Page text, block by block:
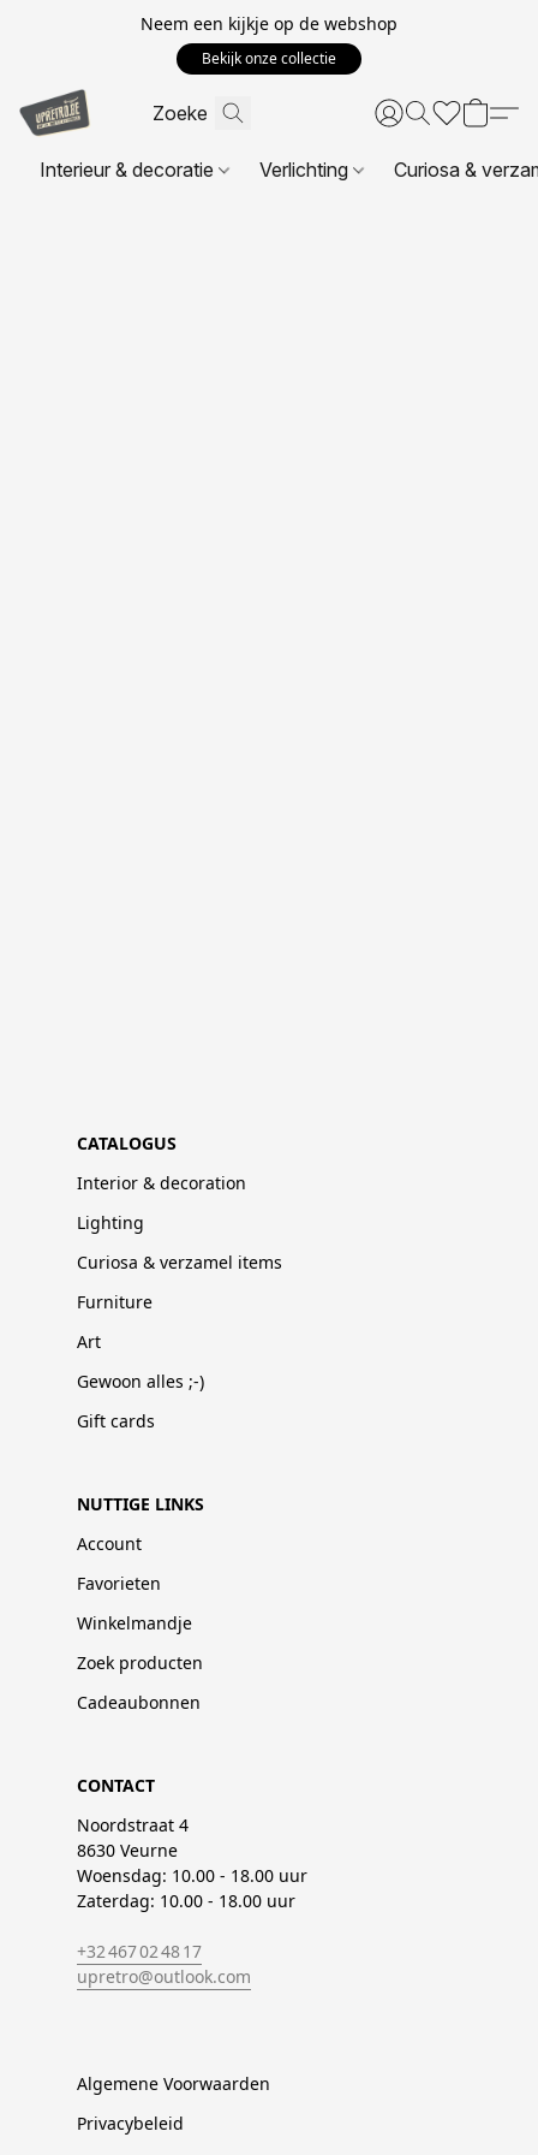
Neem een kijkje op de webshop
Bekijk onze collectie
Interieur & decoratie Verlichting Curiosa &
CATALOGUS
Interior & decoration
Lighting
Curiosa & verzamel items
Furniture
Art
Gewoon alles ;-)
Gift cards
NUTTIGE LINKS
Account
Favorieten
Winkelmandje
Zoek producten
Cadeaubonnen
CONTACT
Noordstraat 4
8630 Veurne
Woensdag: 10.00 - 18.00 uur
Zaterdag: 10.00 - 18.00 uur
+32 467 02 48 17
upretro@outlook.com
Algemene Voorwaarden
Privacybeleid